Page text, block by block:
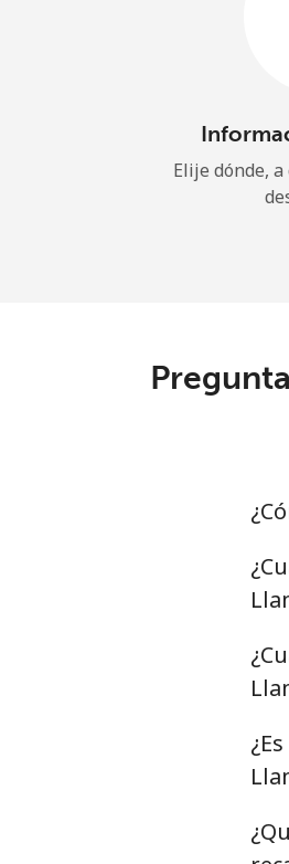
Elije dónde,